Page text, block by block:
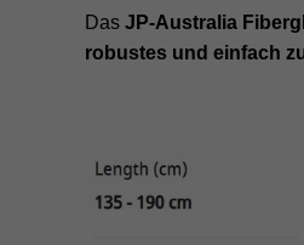
Das JP-Australia
robustes und einfach